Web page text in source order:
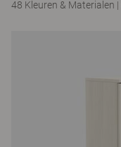
48 Kleuren & Materialen |